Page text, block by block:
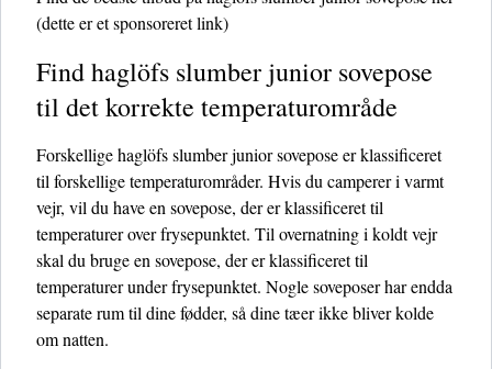
(dette er et sponsoreret link)
Find haglöfs slumber junior sovepose
til det korrekte temperaturområde
Forskellige haglöfs slumber junior sovepose er klassificeret
til forskellige temperaturområder. Hvis du camperer i varmt
vejr, vil du have en sovepose, der er klassificeret til
temperaturer over frysepunktet. Til overnatning i koldt vejr
skal du bruge en sovepose, der er klassificeret til
temperaturer under frysepunktet. Nogle soveposer har endda
separate rum til dine fødder, så dine tæer ikke bliver kolde
om natten.